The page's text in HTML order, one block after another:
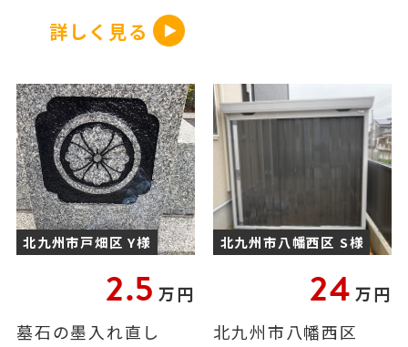
詳しく見る
北九州市戸畑区 Y様
2.5 万円
墓石の墨入れ直し
北九州市八幡西区 S様
24 万円
北九州市八幡西区